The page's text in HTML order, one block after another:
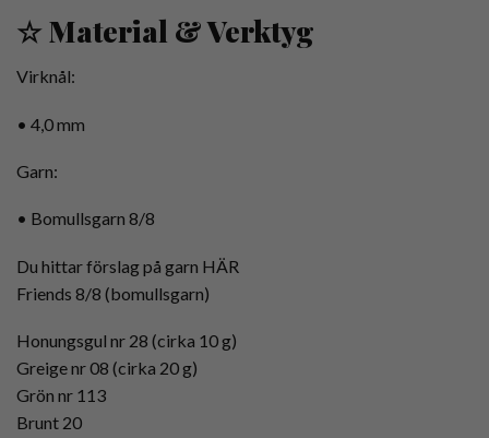
☆ Material & Verktyg
Virknål:
• 4,0 mm
Garn:
• Bomullsgarn 8/8
Du hittar förslag på garn HÄR
Friends 8/8 (bomullsgarn)
Honungsgul nr 28 (cirka 10 g)
Greige nr 08 (cirka 20 g)
Grön nr 113
Brunt 20